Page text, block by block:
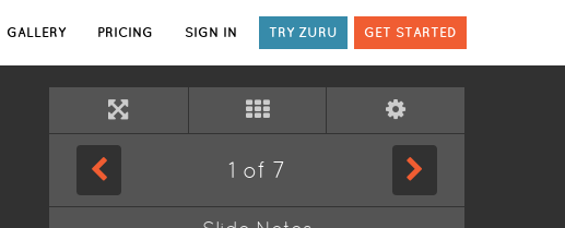
GALLERY PRICING SIGN IN TRY ZURU GET STARTED
1 of 7